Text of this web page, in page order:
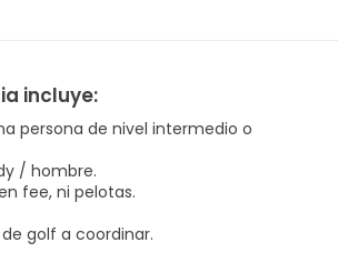
incluye:
persona de nivel intermedio o
/ hombre.
fee, ni pelotas.
golf a coordinar.